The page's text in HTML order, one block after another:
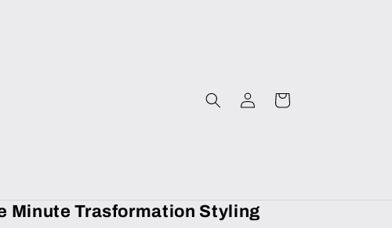
sesión
Carrito
Minute Trasformation Styling